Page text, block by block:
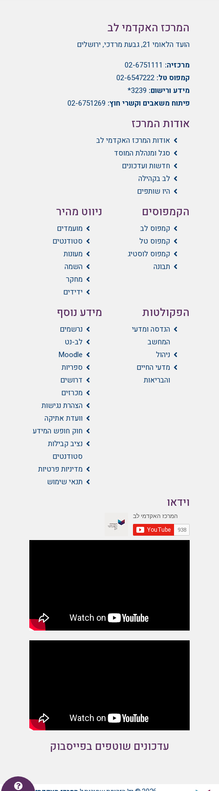
המרכז האקדמי לב
הועד הלאומי 21, גבעת מרדכי, ירושלים
מרכזיה: 02-6751111
קמפוס טל: 02-6547222
מידע ורישום: 3239*
פיתוח משאבים וקשרי חוץ: 02-6751269
אודות המרכז
אודות המרכז האקדמי לב
סגל ומנהלת המוסד
חדשות ועדכונים
לב בקהילה
היו שותפים
הקמפוסים
קמפוס לב
קמפוס טל
קמפוס לוסטיג
תבונה
הפקולטות
הנדסה ומדעי
המחשב
ניהול
מדעי החיים
והבריאות
ניווט מהיר
מועמדים
סטודנטים
מעונות
השמה
מחקר
ידידים
מידע נוסף
נרשמים
לב-נט
Moodle
ספריות
דרושים
מכרזים
הצהרת נגישות
וועדת אתיקה
חוק חופש המידע
נציב קבילות
סטודנטים
מדיניות פרטיות
תנאי שימוש
וידאו
עדכונים שוטפים בפייסבוק